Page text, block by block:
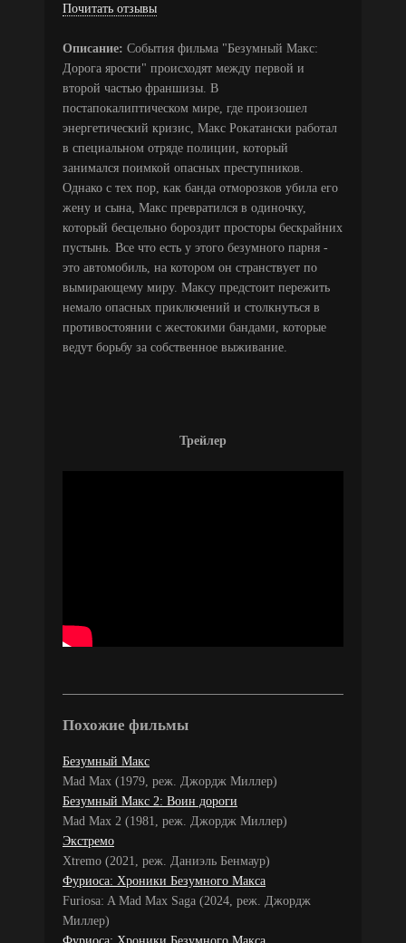
Почитать отзывы
Описание: События фильма "Безумный Макс:
Дорога ярости" происходят между первой и
второй частью франшизы. В
постапокалиптическом мире, где произошел
энергетический кризис, Макс Рокатански работал
в специальном отряде полиции, который
занимался поимкой опасных преступников.
Однако с тех пор, как банда отморозков убила его
жену и сына, Макс превратился в одиночку,
который бесцельно бороздит просторы бескрайних
пустынь. Все что есть у этого безумного парня -
это автомобиль, на котором он странствует по
вымирающему миру. Максу предстоит пережить
немало опасных приключений и столкнуться в
противостоянии с жестокими бандами, которые
ведут борьбу за собственное выживание.
Трейлер
Похожие фильмы
Безумный Макс
Mad Max (1979, реж. Джордж Миллер)
Безумный Макс 2: Воин дороги
Mad Max 2 (1981, реж. Джордж Миллер)
Экстремо
Xtremo (2021, реж. Даниэль Бенмаур)
Фуриоса: Хроники Безумного Макса
Furiosa: A Mad Max Saga (2024, реж. Джордж
Миллер)